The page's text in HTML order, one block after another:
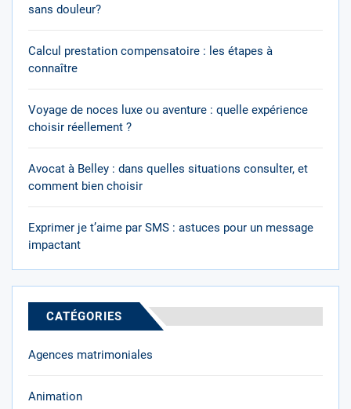
sans douleur?
Calcul prestation compensatoire : les étapes à
connaître
Voyage de noces luxe ou aventure : quelle expérience
choisir réellement ?
Avocat à Belley : dans quelles situations consulter, et
comment bien choisir
Exprimer je t’aime par SMS : astuces pour un message
impactant
CATÉGORIES
Agences matrimoniales
Animation